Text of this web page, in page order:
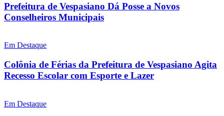
Prefeitura de Vespasiano Dá Posse a Novos
Conselheiros Municipais
Em Destaque
Colônia de Férias da Prefeitura de Vespasiano Agita
Recesso Escolar com Esporte e Lazer
Em Destaque